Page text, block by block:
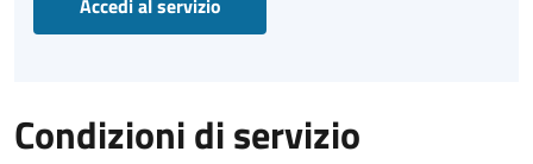
Condizioni di servizio